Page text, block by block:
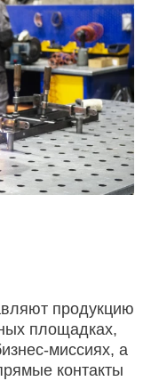
продукцию
площадках,
миссиях, а
контакты